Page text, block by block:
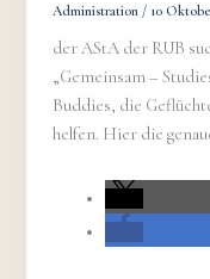
Administration / 10
der AStA der RUB
„Gemeinsam –
Buddies, die
helfen. Hier die